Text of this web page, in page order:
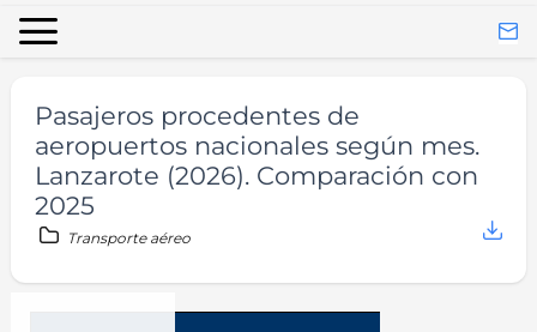
Pasajeros procedentes de
aeropuertos nacionales según mes.
Lanzarote (2026). Comparación con
2025
Transporte aéreo